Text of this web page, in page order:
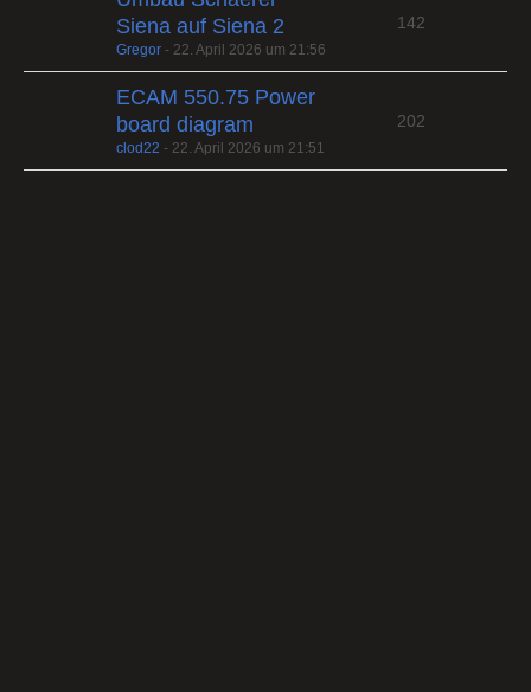
Siena auf Siena 2
Gregor - 22. April 2026 um 21:56
142
ECAM 550.75 Power
board diagram
clod22 - 22. April 2026 um 21:51
202